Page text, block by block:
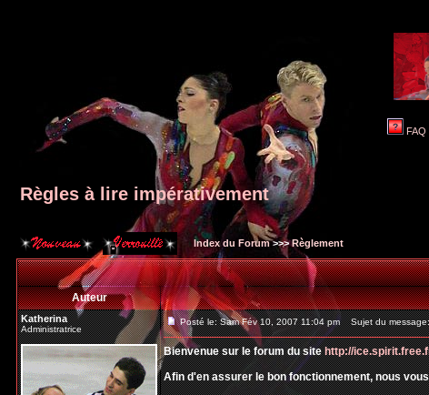
FAQ
Règles à lire impérativement
Index du Forum>>>Règlement
Auteur
Katherina
Administratrice
Posté le: Sam Fév 10, 2007 11:04 pm Sujet du message:
Bienvenue sur le forum du sitehttp://
Afin d'en assurer le bon fonctionnement, nous